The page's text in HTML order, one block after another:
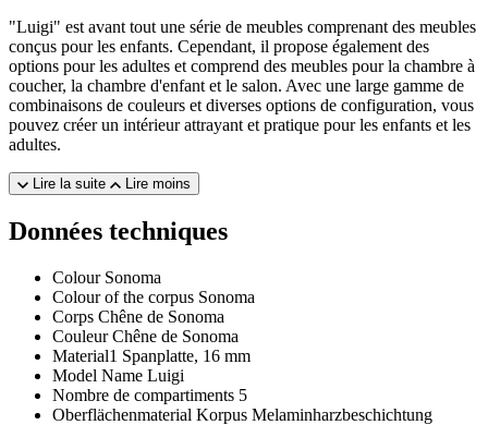
"Luigi" est avant tout une série de meubles comprenant des meubles
conçus pour les enfants. Cependant, il propose également des
options pour les adultes et comprend des meubles pour la chambre à
coucher, la chambre d'enfant et le salon. Avec une large gamme de
combinaisons de couleurs et diverses options de configuration, vous
pouvez créer un intérieur attrayant et pratique pour les enfants et les
adultes.
Lire la suite Lire moins
Données techniques
Colour Sonoma
Colour of the corpus Sonoma
Corps Chêne de Sonoma
Couleur Chêne de Sonoma
Material1 Spanplatte, 16 mm
Model Name Luigi
Nombre de compartiments 5
Oberflächenmaterial Korpus Melaminharzbeschichtung